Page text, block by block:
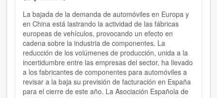
La bajada de la demanda de automóviles en Europa y
en China está lastrando la actividad de las fábricas
europeas de vehículos, provocando un efecto en
cadena sobre la industria de componentes. La
reducción de los volúmenes de producción, unida a la
incertidumbre entre las empresas del sector, ha llevado
a los fabricantes de componentes para automóviles a
revisar a la baja su previsión de facturación en España
para el cierre de este año. La Asociación Española de